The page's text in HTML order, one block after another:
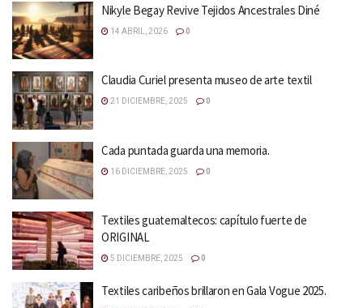
Nikyle Begay Revive Tejidos Ancestrales Diné
14 ABRIL, 2026 0
Claudia Curiel presenta museo de arte textil
21 DICIEMBRE, 2025 0
Cada puntada guarda una memoria.
16 DICIEMBRE, 2025 0
Textiles guatemaltecos: capítulo fuerte de
ORIGINAL
5 DICIEMBRE, 2025 0
Textiles caribeños brillaron en Gala Vogue 2025.